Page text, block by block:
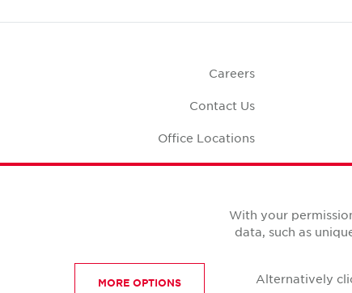
Careers
Contact Us
Office Locations
Corporate Social
With your
data, such as
Alternatively
MORE OPTIONS